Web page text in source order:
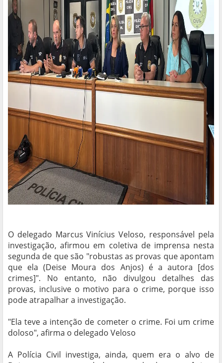
O delegado Marcus Vinícius Veloso, responsável pela
investigação, afirmou em coletiva de imprensa nesta
segunda de que são "robustas as provas que apontam
que ela (Deise Moura dos Anjos) é a autora [dos
crimes]". No entanto, não divulgou detalhes das
provas, inclusive o motivo para o crime, porque isso
pode atrapalhar a investigação.
"Ela teve a intenção de cometer o crime. Foi um crime
doloso", afirma o delegado Veloso
A Polícia Civil investiga, ainda, quem era o alvo de